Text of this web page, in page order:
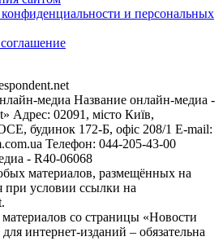
и персональных
медиа Название онлайн-медиа -
Адрес: 02091, місто Київ,
будинок 172-Б, офіс 208/1 E-mail:
Телефон: 044-205-43-00
- R40-06068
материалов, размещённых на
при условии ссылки на
со страницы «Новости
интернет-изданий – обязательна